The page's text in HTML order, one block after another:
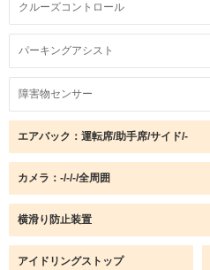
クルーズコントロール
パーキングアシスト
障害物センサー
エアバック：運転席/助手席/サイド/-
カメラ：-/-/-/全周囲
横滑り防止装置
アイドリングストップ